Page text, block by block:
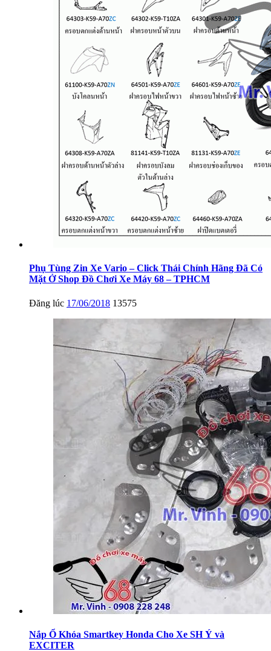
Phụ Tùng Zin Xe Vario – Click Thái Chính Hãng Đã Có
Mặt Ở Shop Đồ Chơi Xe Máy 68 – TPHCM
Đăng lúc 17/06/2018 13575
Nắp Ổ Khóa Smartkey Honda Cho Xe SH Ý và
EXCITER